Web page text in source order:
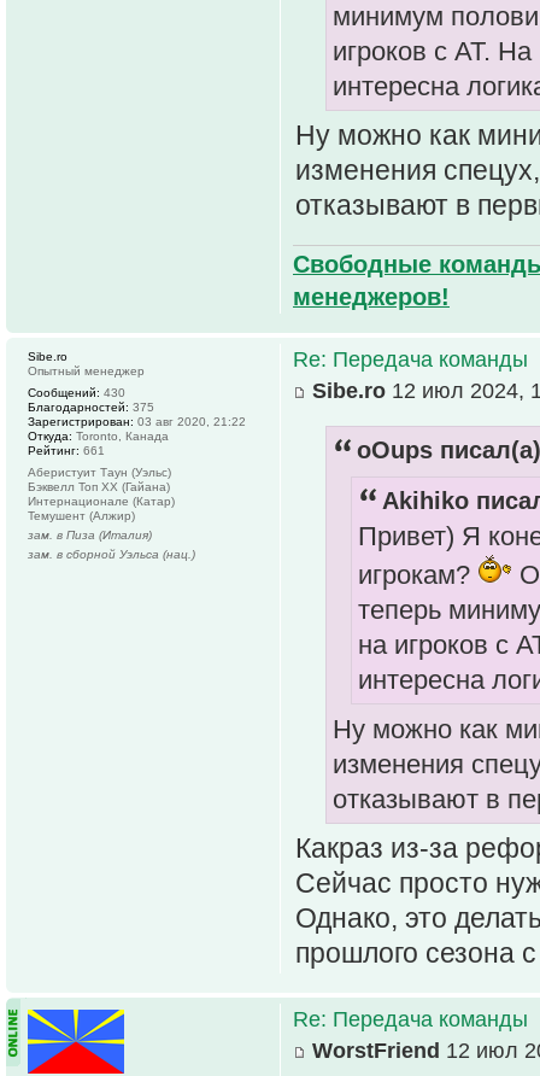
минимум
игроков с АТ.
интересна
Ну можно как
изменения
отказывают в
Свободные
менеджеров!
Re: Передача команды
Sibe.ro 12 июл 2024,
oOups
Akihiko
Привет) Я
игрокам?
теперь
на игроков с
интересна
Ну можно как
изменения
отказывают в
Какраз из-за
Сейчас просто
Однако, это
прошлого сезона
Sibe.ro
Опытный менеджер
Сообщений: 430
Благодарностей: 375
Зарегистрирован: 03 авг 2020, 21:22
Откуда: Toronto, Канада
Рейтинг: 661
Аберистуит Таун (Уэльс)
Бэквелл Топ ХХ (Гайана)
Интернационале (Катар)
Темушент (Алжир)
зам. в Пиза (Италия)
зам. в сборной Уэльса (нац.)
Re: Передача команды
WorstFriend 12 июл